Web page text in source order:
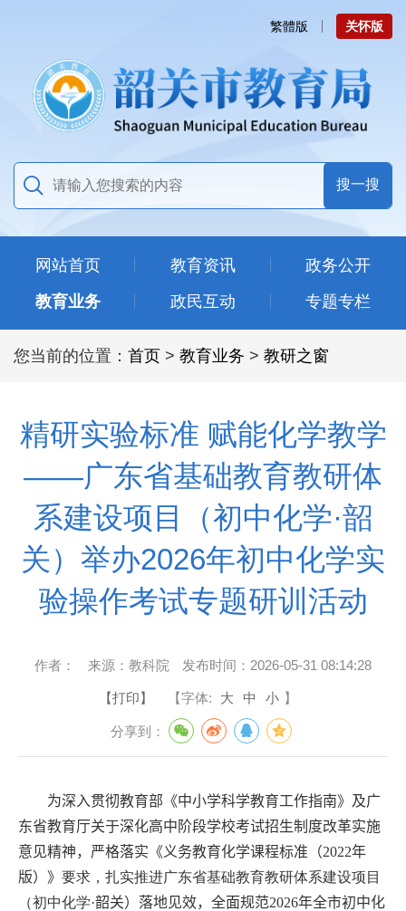
繁體版 关怀版
网站首页 教育资讯
政务公开
教育业务
政民互动 专题专栏
您当前的位置： 首页 > 教育业务 > 教研之窗
精研实验标准 赋能化学教学
——广东省基础教育教研体
系建设项目（初中化学·韶
关）举办2026年初中化学实
验操作考试专题研训活动
作者： 来源： 教科院 发布时间： 2026-05-31 08:14:28
【打印】 【字体: 大 中 小 】
分享到：
为深入贯彻教育部《中小学科学教育工作指南》及广
东省教育厅关于深化高中阶段学校考试招生制度改革实施
意见精神，严格落实《义务教育化学课程标准（2022年
版）》 要求，扎实推进广东省基础教育教研体系建设项目
（初中化学·韶关）落地见效，全面规范2026年全市初中化